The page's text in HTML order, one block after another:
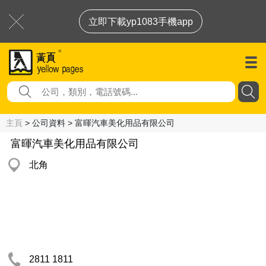
立即下載yp1083手機app
主頁 > 公司資料 > 富暉汽車美化用品有限公司
富暉汽車美化用品有限公司
北角
2811 1811